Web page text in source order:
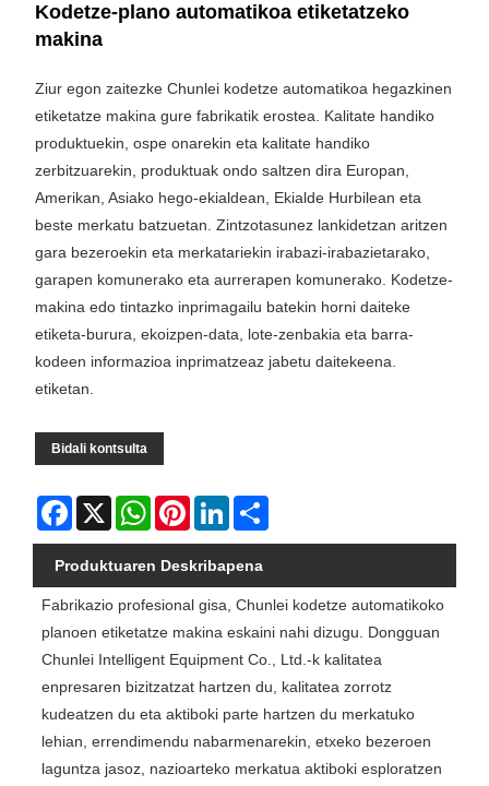
Kodetze-plano automatikoa etiketatzeko
makina
Ziur egon zaitezke Chunlei kodetze automatikoa hegazkinen
etiketatze makina gure fabrikatik erostea. Kalitate handiko
produktuekin, ospe onarekin eta kalitate handiko
zerbitzuarekin, produktuak ondo saltzen dira Europan,
Amerikan, Asiako hego-ekialdean, Ekialde Hurbilean eta
beste merkatu batzuetan. Zintzotasunez lankidetzan aritzen
gara bezeroekin eta merkatariekin irabazi-irabazietarako,
garapen komunerako eta aurrerapen komunerako. Kodetze-
makina edo tintazko inprimagailu batekin horni daiteke
etiketa-burura, ekoizpen-data, lote-zenbakia eta barra-
kodeen informazioa inprimatzeaz jabetu daitekeena.
etiketan.
Bidali kontsulta
Facebook
X WhatsAppPinterestLinkedIn
Produktuaren Deskribapena
Fabrikazio profesional gisa, Chunlei kodetze automatikoko
planoen etiketatze makina eskaini nahi dizugu. Dongguan
Chunlei Intelligent Equipment Co., Ltd.-k kalitatea
enpresaren bizitzatzat hartzen du, kalitatea zorrotz
kudeatzen du eta aktiboki parte hartzen du merkatuko
lehian, errendimendu nabarmenarekin, etxeko bezeroen
laguntza jasoz, nazioarteko merkatua aktiboki esploratzen